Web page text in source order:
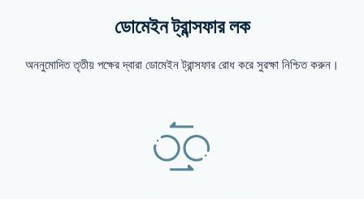
ডোমেইন ট্রান্সফার লক
অননুমোদিত তৃতীয় পক্ষের দ্বারা ডোমেইন ট্রান্সফার রোধ করে সুরক্ষা নিশ্চিত করুন।